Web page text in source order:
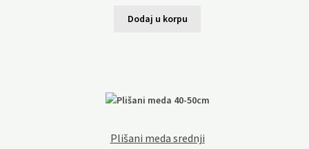
Dodaj u korpu
Plišani meda srednji